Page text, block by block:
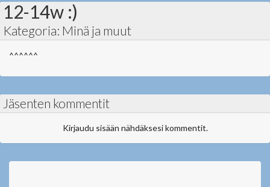
12-14w :)
Kategoria: Minä ja muut
^^^^^^
Jäsenten kommentit
Kirjaudu sisään nähdäksesi kommentit.